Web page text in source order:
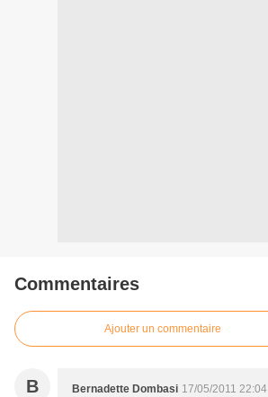
Commentaires
Ajouter un commentaire
B Bernadette Dombasi 17/05/2011 22:04